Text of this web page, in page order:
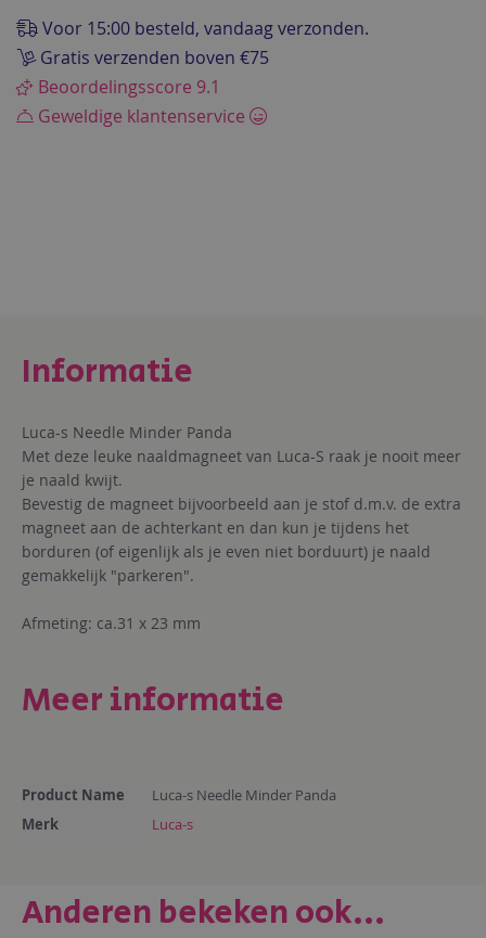
afbeeldingen-
gallerij
Voor 15:00 besteld, vandaag verzonden.
Gratis verzenden boven €75
Beoordelingsscore 9.1
Geweldige klantenservice
Luca-s Needle Minder Panda
Met deze leuke naaldmagneet van Luca-S raak je nooit meer
je naald kwijt.
Bevestig de magneet bijvoorbeeld aan je stof d.m.v. de extra
magneet aan de achterkant en dan kun je tijdens het
borduren (of eigenlijk als je even niet borduurt) je naald
gemakkelijk "parkeren".
Afmeting: ca.31 x 23 mm
Meer informatie
Meer
informatie
Product Name
Luca-s Needle Minder Panda
Merk
Luca-s
Anderen bekeken ook...